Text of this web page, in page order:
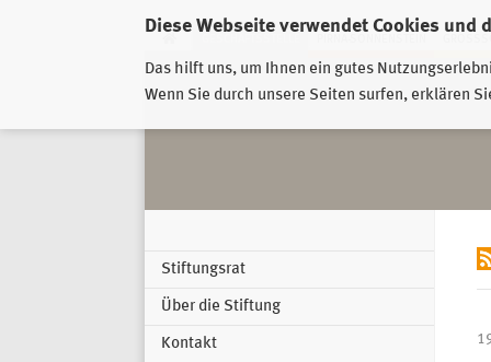
Diese Webseite verwendet Cookies und
Das hilft uns, um Ihnen ein gutes
Wenn Sie durch unsere Seiten surfen, erklären
Stiftungsrat
Über die Stiftung
Kontakt